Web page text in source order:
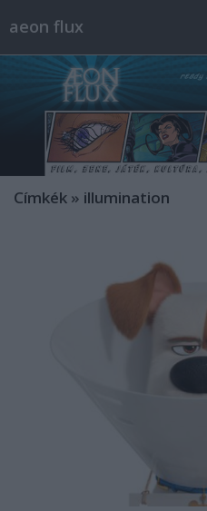
aeon flux
Címkék » illumination